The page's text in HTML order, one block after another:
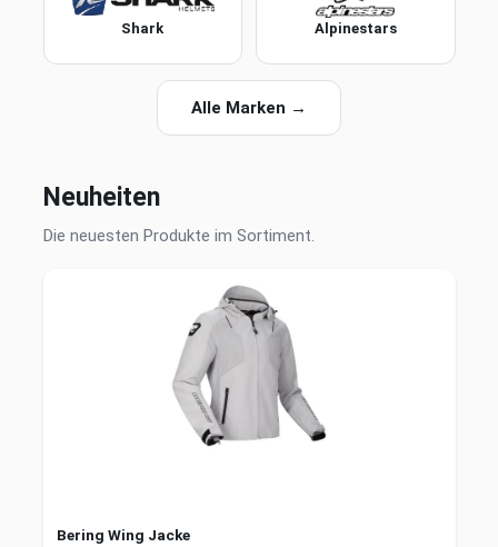
Shark Alpinestars
Alle Marken →
Neuheiten
Die neuesten Produkte im Sortiment.
Bering Wing Jacke